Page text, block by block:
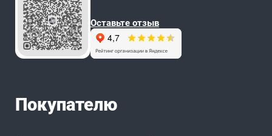
Оставьте отзыв
Покупателю